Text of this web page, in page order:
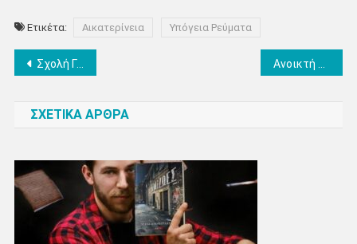
Ετικέτα: Αικατερίνεια Υπόγεια Ρεύματα
Πλοήγηση
Σχολή Γονέων: Με επιτυχία η παρουσίαση της επιχείρησης «Χρυσόμαλλο δέρας» από τον Βλάση Αγτζίδη
ΣΧΕΤΙΚΑ ΑΡΘΡΑ